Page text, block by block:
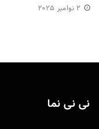
2 نوامبر 2025
نی نی نما